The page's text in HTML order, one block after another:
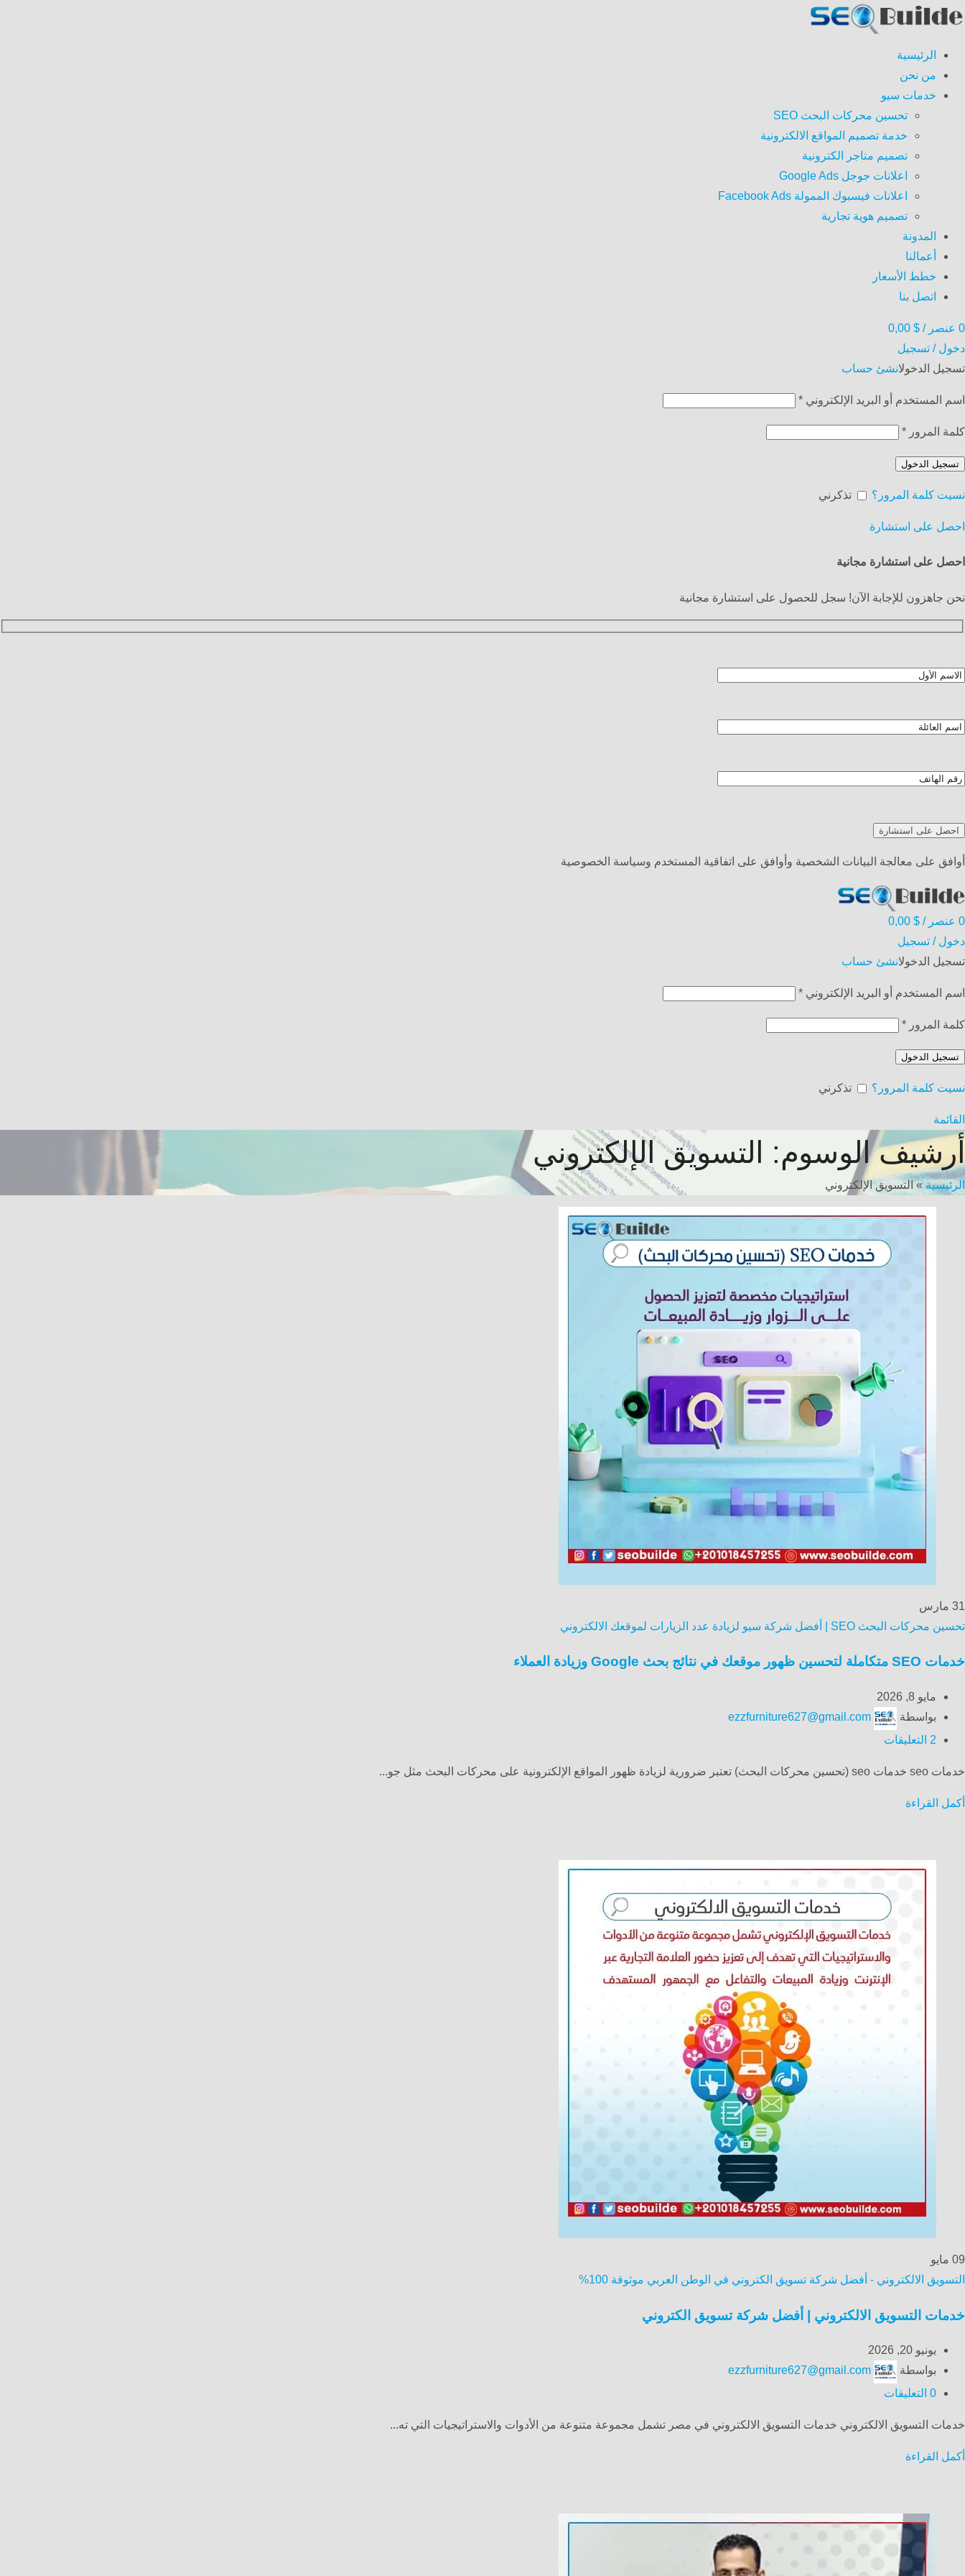
الرئيسية
من نحن
خدمات سيو
تحسين محركات البحث SEO
خدمة تصميم المواقع الالكترونية
تصميم متاجر الكترونية
اعلانات جوجل Google Ads
اعلانات فيسبوك الممولة Facebook Ads
تصميم هوية تجارية
المدونة
أعمالنا
خطط الأسعار
اتصل بنا
0 عنصر /
0,00 $
دخول / تسجيل
تسجيل الدخولانشئ حساب
اسم المستخدم أو البريد الإلكتروني *
كلمة المرور *
تسجيل الدخول
نسيت كلمة المرور؟ تذكرني
احصل على استشارة
احصل على استشارة مجانية
نحن جاهزون للإجابة الآن! سجل للحصول على استشارة مجانية
أوافق على معالجة البيانات الشخصية وأوافق على اتفاقية المستخدم وسياسة الخصوصية
0 عنصر /
0,00 $
دخول / تسجيل
تسجيل الدخولانشئ حساب
اسم المستخدم أو البريد الإلكتروني *
كلمة المرور *
تسجيل الدخول
نسيت كلمة المرور؟ تذكرني
القائمة
أرشيف الوسوم: التسويق الإلكتروني
الرئيسية»التسويق الإلكتروني
31 مارس
تحسين محركات البحث SEO | أفضل شركة سيو لزيادة عدد الزيارات لموقعك الالكتروني
خدمات SEO متكاملة لتحسين ظهور موقعك في نتائج بحث Google وزيادة العملاء
مايو 8, 2026
بواسطة
ezzfurniture627@gmail.com
2 التعليقات
خدمات seo خدمات seo (تحسين محركات البحث) تعتبر ضرورية لزيادة ظهور المواقع الإلكترونية على محركات البحث مثل جو...
أكمل القراءة
09 مايو
التسويق الالكتروني - أفضل شركة تسويق الكتروني في الوطن العربي موثوقة 100%
خدمات التسويق الالكتروني | أفضل شركة تسويق الكتروني
يونيو 20, 2026
بواسطة
ezzfurniture627@gmail.com
0 التعليقات
خدمات التسويق الالكتروني خدمات التسويق الالكتروني في مصر تشمل مجموعة متنوعة من الأدوات والاستراتيجيات التي ته...
أكمل القراءة